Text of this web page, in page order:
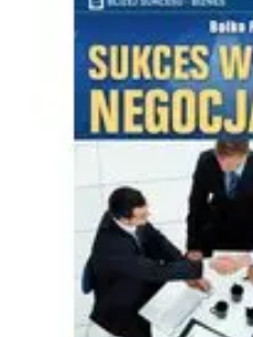
Oferty Zakupowe
Ocena ofert Analiza ofert
Porady Zakupowe
Oferty Zakupowe